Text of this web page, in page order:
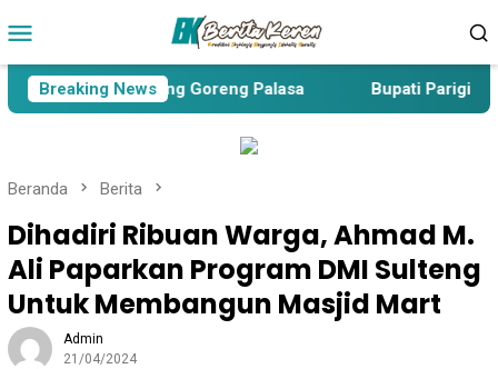
ke
Mobile
Breaking News
dan Bawang Goreng Palasa Bupati Parigi
Beranda Berita
Dihadiri Ribuan Warga, Ahmad M.
Ali Paparkan Program DMI Sulteng
Untuk Membangun Masjid Mart
Admin
21/04/2024